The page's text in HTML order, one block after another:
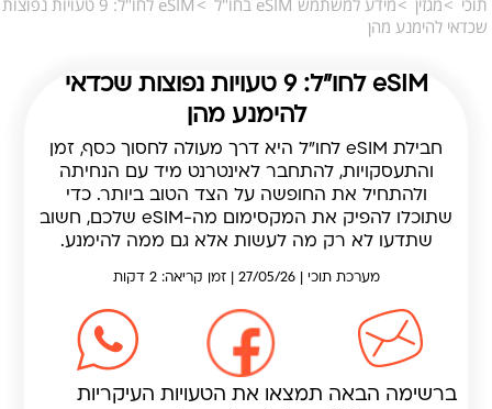
שכדאי להימנע מהן
eSIM לחו"ל: 9 טעויות נפוצות שכדאי
להימנע מהן
חבילת eSIM לחו"ל היא דרך מעולה לחסוך כסף, זמן
והתעסקויות, להתחבר לאינטרנט מיד עם הנחיתה
ולהתחיל את החופשה על הצד הטוב ביותר. כדי
שתוכלו להפיק את המקסימום מה-eSIM שלכם, חשוב
שתדעו לא רק מה לעשות אלא גם ממה להימנע.
מערכת תוכי | 27/05/26 | זמן קריאה: 2 דקות
ברשימה הבאה תמצאו את הטעויות העיקריות